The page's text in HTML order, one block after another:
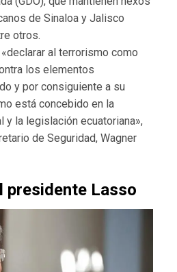
de Sinaloa y Jalisco
otros.
al terrorismo como
los elementos
y por consiguiente a su
está concebido en la
y la legislación ecuatoriana»,
de Seguridad, Wagner
presidente Lasso